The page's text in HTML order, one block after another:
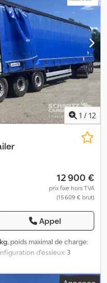
(L l H) : 13 620 mm x
: 385/65 R22.5, Volume
essieu : , Suspension
Système de
Support roue de
Prise de
antispray, Scellés
1 / 12
12 900 €
prix fixe hors TVA
(15 609 € brut)
Appel
, poids maximal de charge:
d'essieux: 3
de l’espace de chargement: